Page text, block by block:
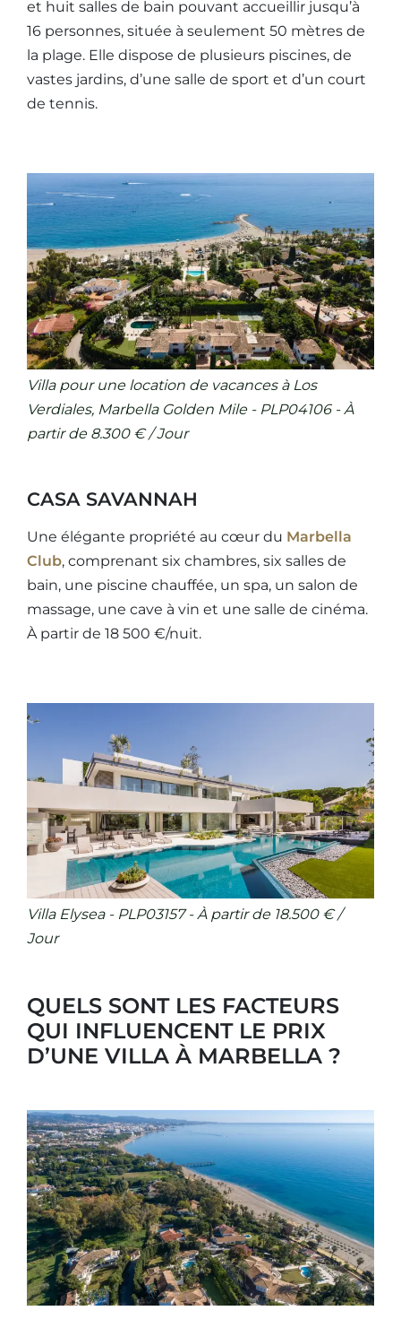
et huit salles de bain pouvant accueillir jusqu’à
16 personnes, située à seulement 50 mètres de
la plage. Elle dispose de plusieurs piscines, de
vastes jardins, d’une salle de sport et d’un court
de tennis.
Villa pour une location de vacances à Los
Verdiales, Marbella Golden Mile - PLP04106 - À
partir de 8.300 € / Jour
CASA SAVANNAH
Une élégante propriété au cœur du Marbella
Club, comprenant six chambres, six salles de
bain, une piscine chauffée, un spa, un salon de
massage, une cave à vin et une salle de cinéma.
À partir de 18 500 €/nuit.
Villa Elysea - PLP03157 - À partir de 18.500 € /
Jour
QUELS SONT LES FACTEURS
QUI INFLUENCENT LE PRIX
D’UNE VILLA À MARBELLA ?